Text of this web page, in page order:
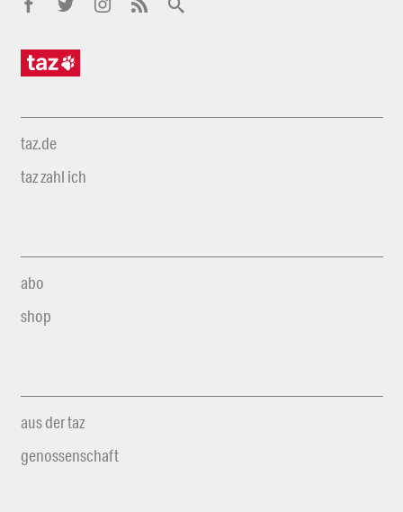
taz.de
taz zahl ich
abo
shop
aus der taz
genossenschaft